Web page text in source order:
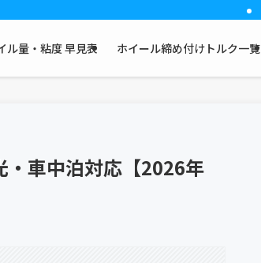
ル量・粘度 早見表 ホイール締め付けトルク一覧
・車中泊対応【2026年